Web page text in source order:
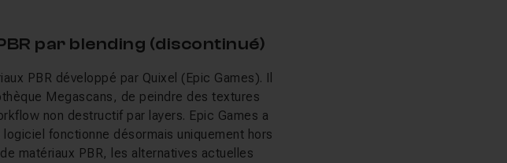
par blending (discontinué)
PBR développé par Quixel (Epic Games). Il
Megascans, de peindre des textures
non destructif par layers. Epic Games a
fonctionne désormais uniquement hors
matériaux PBR, les alternatives actuelles